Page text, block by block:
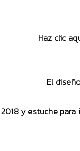
Haz clic
El
y estuche